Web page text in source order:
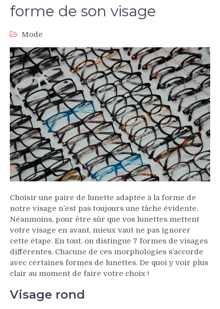
forme de son visage
Mode
Choisir une paire de lunette adaptée à la forme de
notre visage n’est pas toujours une tâche évidente.
Néanmoins, pour être sûr que vos lunettes mettent
votre visage en avant, mieux vaut ne pas ignorer
cette étape. En tout, on distingue 7 formes de visages
différentes. Chacune de ces morphologies s’accorde
avec certaines formes de lunettes. De quoi y voir plus
clair au moment de faire votre choix !
Visage rond